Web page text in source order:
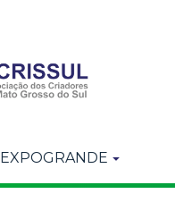
EXPOGRANDE